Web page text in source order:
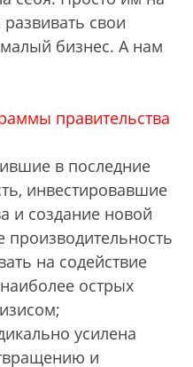
свои
бизнес. А нам
правительства
в последние
инвестировавшие
и создание новой
на содействие
острых
усилена
и